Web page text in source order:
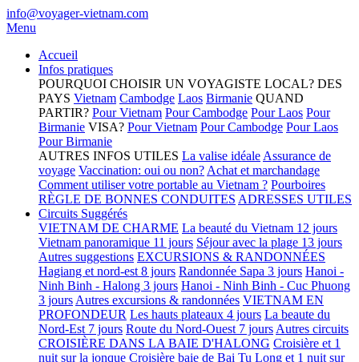
info@voyager-vietnam.com
Menu
Accueil
Infos pratiques
POURQUOI CHOISIR UN VOYAGISTE LOCAL? DES
PAYS Vietnam Cambodge Laos Birmanie QUAND
PARTIR? Pour Vietnam Pour Cambodge Pour Laos Pour
Birmanie VISA? Pour Vietnam Pour Cambodge Pour Laos
Pour Birmanie
AUTRES INFOS UTILES La valise idéale Assurance de
voyage Vaccination: oui ou non? Achat et marchandage
Comment utiliser votre portable au Vietnam ? Pourboires
RÈGLE DE BONNES CONDUITES ADRESSES UTILES
Circuits Suggérés
VIETNAM DE CHARME La beauté du Vietnam 12 jours
Vietnam panoramique 11 jours Séjour avec la plage 13 jours
Autres suggestions EXCURSIONS & RANDONNÉES
Hagiang et nord-est 8 jours Randonnée Sapa 3 jours Hanoi -
Ninh Binh - Halong 3 jours Hanoi - Ninh Binh - Cuc Phuong
3 jours Autres excursions & randonnées VIETNAM EN
PROFONDEUR Les hauts plateaux 4 jours La beaute du
Nord-Est 7 jours Route du Nord-Ouest 7 jours Autres circuits
CROISIÈRE DANS LA BAIE D'HALONG Croisière et 1
nuit sur la jonque Croisière baie de Bai Tu Long et 1 nuit sur